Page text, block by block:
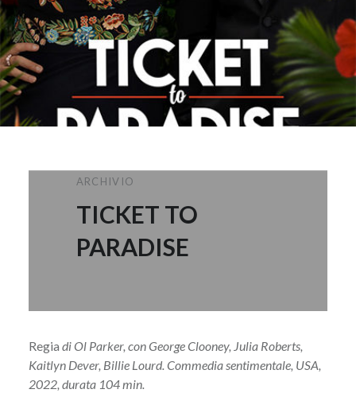
ARCHIVIO
TICKET TO
PARADISE
Regia di Ol Parker, con George Clooney, Julia Roberts,
Kaitlyn Dever, Billie Lourd. Commedia sentimentale, USA,
2022, durata 104 min.